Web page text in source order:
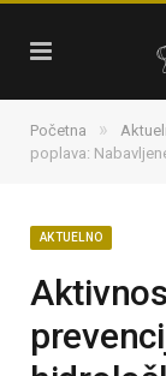
Početna »
poplava:
AKTUELNO